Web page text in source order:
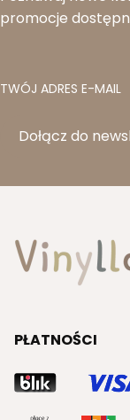
promocje
TWÓJ ADRES E-MAIL
Dołącz do
PŁATNOŚCI